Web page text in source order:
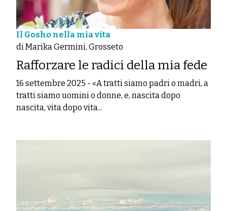
Il Gosho nella mia vita
di Marika Germini, Grosseto
Rafforzare le radici della mia fede
16 settembre 2025 - «A tratti siamo padri o madri, a
tratti siamo uomini o donne, e, nascita dopo
nascita, vita dopo vita...